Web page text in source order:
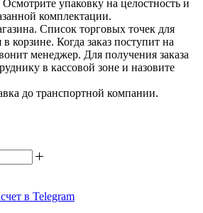
упаковку на целостность и
комплектации.
Список торговых точек для
корзине. Когда заказ поступит на
менеджер. Для получения заказа
в кассовой зоне и назовите
до транспортной компании.
в Telegram